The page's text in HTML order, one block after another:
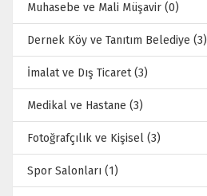
Muhasebe ve Mali Müşavir (0)
Dernek Köy ve Tanıtım Belediye (3)
İmalat ve Dış Ticaret (3)
Medikal ve Hastane (3)
Fotoğrafçılık ve Kişisel (3)
Spor Salonları (1)